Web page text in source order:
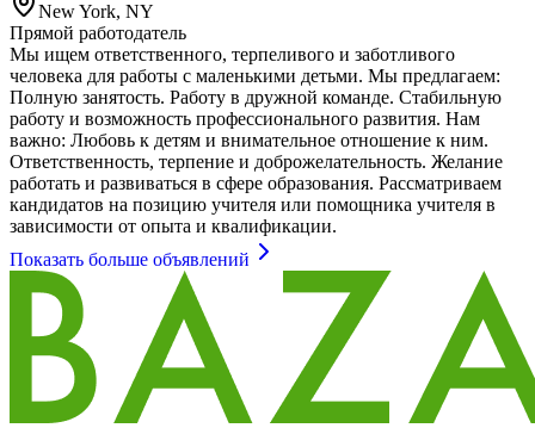
New York, NY
Прямой работодатель
Мы ищем ответственного, терпеливого и заботливого
человека для работы с маленькими детьми. Мы предлагаем:
Полную занятость. Работу в дружной команде. Стабильную
работу и возможность профессионального развития. Нам
важно: Любовь к детям и внимательное отношение к ним.
Ответственность, терпение и доброжелательность. Желание
работать и развиваться в сфере образования. Рассматриваем
кандидатов на позицию учителя или помощника учителя в
зависимости от опыта и квалификации.
Показать больше объявлений